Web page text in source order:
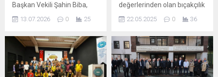
Başkan Vekili Şahin Biba,
sırasında daha önce akülü
ihtiyaç sahibi vatandaşı
evinde ziyaret ederek
isteğini yerine getirdi.
Büyükorhan Belediye
13.07.2026 0 25
değerlerinden olan bıçakçılık
kuşaklara aktarmak
Müzesi’ni, Balibey Han’da
düzenlenen törenle hizmete
açtı. Büyükşehir Belediyesi,
bıçakçılık geleneğini
22.05.2025 0 36